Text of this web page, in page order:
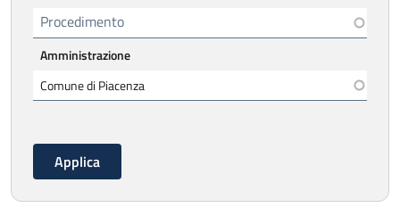
Procedimento
Amministrazione